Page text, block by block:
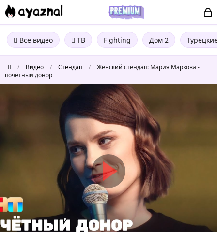
Все видео ТВ Fighting Дом 2
/ Видео / Стендап /
Женский стендап: Мария Маркова -
почётный донор
Маркова
почётный
донор